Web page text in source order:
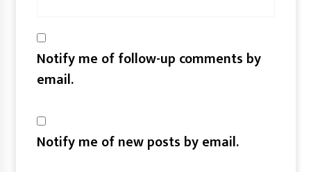
Notify me of follow-up comments by
email.
Notify me of new posts by email.